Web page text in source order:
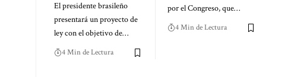
El presidente brasileño
presentará un proyecto de
ley con el objetivo de…
4 Min de Lectura
por el Congreso, que…
4 Min de Lectura